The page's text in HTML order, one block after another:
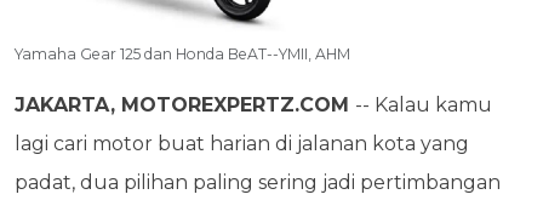
Yamaha Gear 125 dan Honda BeAT--YMII, AHM
JAKARTA, MOTOREXPERTZ.COM -- Kalau kamu
lagi cari motor buat harian di jalanan kota yang
padat, dua pilihan paling sering jadi pertimbangan